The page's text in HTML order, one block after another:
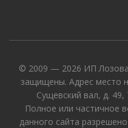
© 2009 — 2026 ИП
защищены. Адрес место
Сущевский вал, д.
Полное или частичное
данного сайта